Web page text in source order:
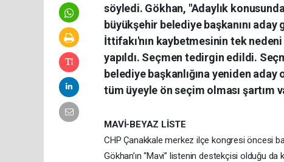
söyledi. Gökhan, "Adaylık
büyükşehir belediye başkanını
İttifakı'nın kaybetmesinin tek
yapıldı. Seçmen tedirgin edildi.
belediye başkanlığına yeniden
tüm üyeyle ön seçim olması şartım
MAVİ-BEYAZ LİSTE
CHP Çanakkale merkez ilçe kongresi öncesi
Gökhan’ın “Mavi” listenin destekçisi olduğu